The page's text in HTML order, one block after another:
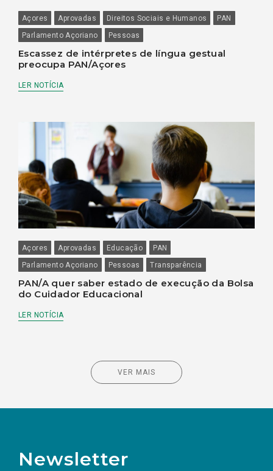
Açores Aprovadas Direitos Sociais e Humanos
PAN
Parlamento Açoriano
Pessoas
Escassez de intérpretes de língua gestual
preocupa PAN/Açores
LER NOTÍCIA
Açores Aprovadas Educação
PAN
Parlamento Açoriano
Pessoas Transparência
PAN/A quer saber estado de execução da Bolsa
do Cuidador Educacional
LER NOTÍCIA
VER MAIS
Newsletter